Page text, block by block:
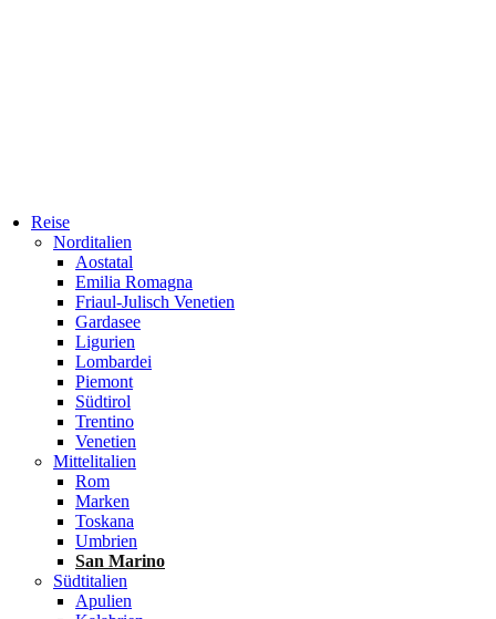
Reise
Norditalien
Aostatal
Emilia Romagna
Friaul-Julisch Venetien
Gardasee
Ligurien
Lombardei
Piemont
Südtirol
Trentino
Venetien
Mittelitalien
Rom
Marken
Toskana
Umbrien
San Marino
Südtitalien
Apulien